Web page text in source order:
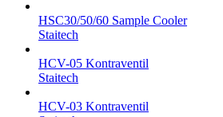
HSC30/50/60 Sample Cooler
Staitech
HCV-05 Kontraventil
Staitech
HCV-03 Kontraventil